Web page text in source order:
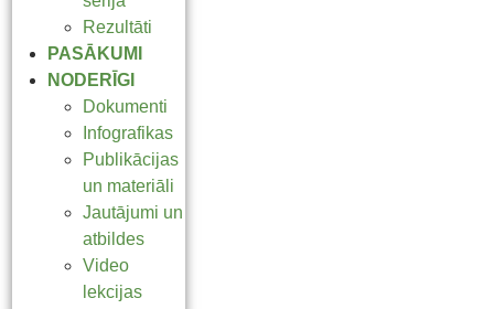
Rezultāti
PASĀKUMI
NODERĪGI
Dokumenti
Infografikas
Publikācijas
un materiāli
Jautājumi un
atbildes
Video
lekcijas